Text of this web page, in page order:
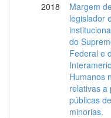
2018
Margem
legislador
do
Federal e
Humanos
relativas a
públicas
minorias.